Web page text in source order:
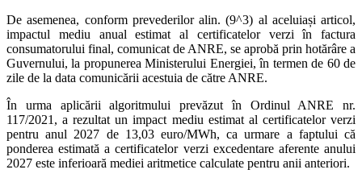
De asemenea, conform prevederilor alin. (9^3) al aceluiași articol,
impactul mediu anual estimat al certificatelor verzi în factura
consumatorului final, comunicat de ANRE, se aprobă prin hotărâre a
Guvernului, la propunerea Ministerului Energiei, în termen de 60 de
zile de la data comunicării acestuia de către ANRE.
În urma aplicării algoritmului prevăzut în Ordinul ANRE nr.
117/2021, a rezultat un impact mediu estimat al certificatelor verzi
pentru anul 2027 de 13,03 euro/MWh, ca urmare a faptului că
ponderea estimată a certificatelor verzi excedentare aferente anului
2027 este inferioară mediei aritmetice calculate pentru anii anteriori.